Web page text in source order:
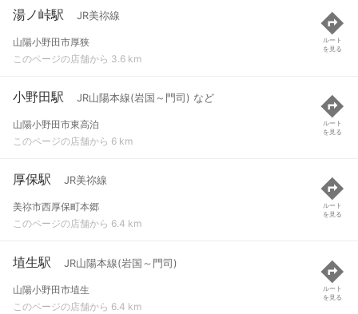
湯ノ峠駅 JR美祢線
山陽小野田市厚狭
このページの店舗から 3.6 km
ルート
を見る
小野田駅 JR山陽本線(岩国～門司) など
山陽小野田市東高泊
このページの店舗から 6 km
ルート
を見る
厚保駅 JR美祢線
美祢市西厚保町本郷
このページの店舗から 6.4 km
ルート
を見る
埴生駅 JR山陽本線(岩国～門司)
山陽小野田市埴生
このページの店舗から 6.4 km
ルート
を見る